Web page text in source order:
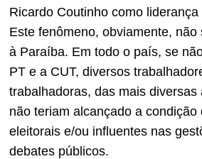
Ricardo Coutinho como liderança
Este fenômeno, obviamente, não
à Paraíba. Em todo o país, se
PT e a CUT, diversos
trabalhadoras, das mais diversas
não teriam alcançado a condição
eleitorais e/ou influentes nas
debates públicos.